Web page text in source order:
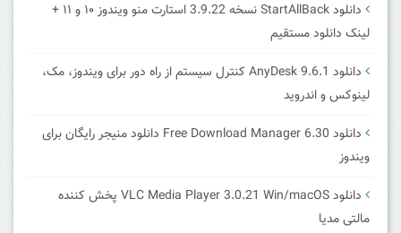
دانلود StartAllBack نسخه 3.9.22 استارت منو ویندوز ۱۰ و ۱۱ +
لینک دانلود مستقیم
دانلود AnyDesk 9.6.1 کنترل سیستم از راه دور برای ویندوز، مک،
لینوکس و اندروید
دانلود Free Download Manager 6.30 دانلود منیجر رایگان برای
ویندوز
دانلود VLC Media Player 3.0.21 Win/macOS پخش کننده
مالتی مدیا